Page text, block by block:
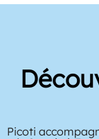
Picoti